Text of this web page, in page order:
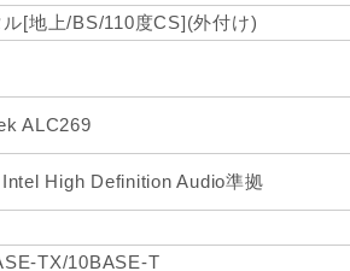
ル[地上/BS/110度CS](外付け)
ALC269
High Definition Audio準拠
TX/10BASE-T